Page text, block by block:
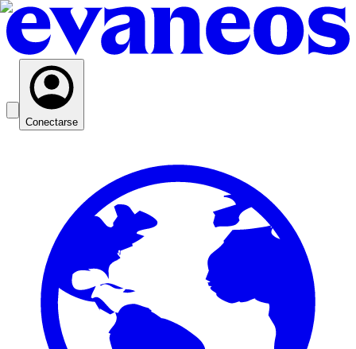
Conectarse